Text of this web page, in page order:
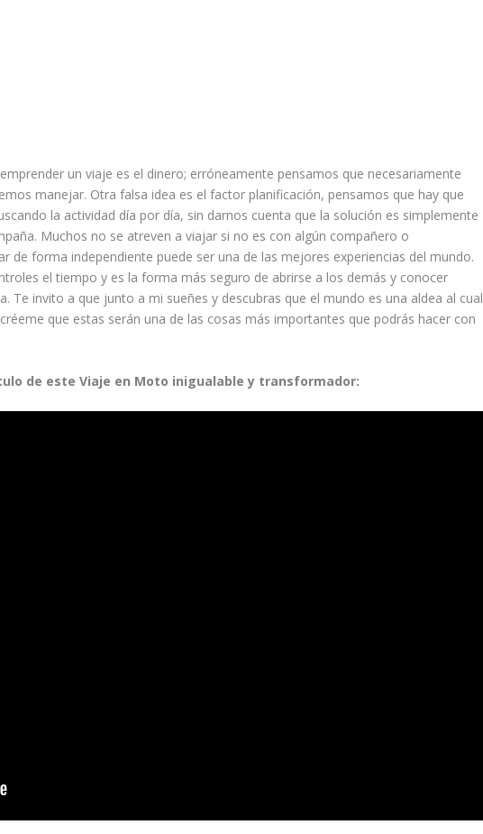
un viaje es el dinero; erróneamente pensamos que necesariamente
manejar. Otra falsa idea es el factor planificación, pensamos que hay que
la actividad día por día, sin darnos cuenta que la solución es simplemente
Muchos no se atreven a viajar si no es con algún compañero o
de forma independiente puede ser una de las mejores experiencias del mundo.
el tiempo y es la forma más seguro de abrirse a los demás y conocer
Te invito a que junto a mi sueñes y descubras que el mundo es una aldea al cual
que estas serán una de las cosas más importantes que podrás hacer con
de este Viaje en Moto inigualable y transformador: